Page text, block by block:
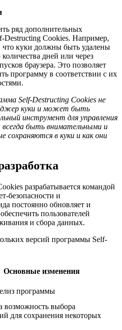
ряд дополнительных
Destructing Cookies. Например,
что куки должны быть удалены
дней или через
браузера. Это позволяет
программу в соответствии с их
Self-Destructing Cookies не
куки и может быть
инструмент для управления
быть внимательными и
сохраняются в куки и как они
разрабатывается командой
безопасности и
постоянно обновляет и
пользователей
и сбора данных.
версий программы Self-
Основные изменения
программы
возможность выбора
для сохранения некоторых